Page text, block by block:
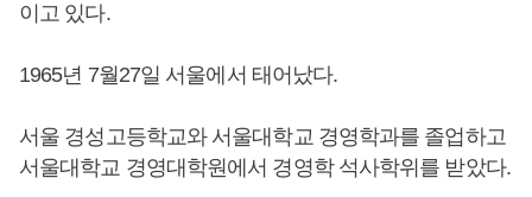
이고 있다.
1965년 7월27일 서울에서 태어났다.
서울 경성고등학교와 서울대학교 경영학과를 졸업하고
서울대학교 경영대학원에서 경영학 석사학위를 받았다.